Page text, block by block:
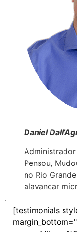
Daniel
Pensou,
no Rio
alavancar